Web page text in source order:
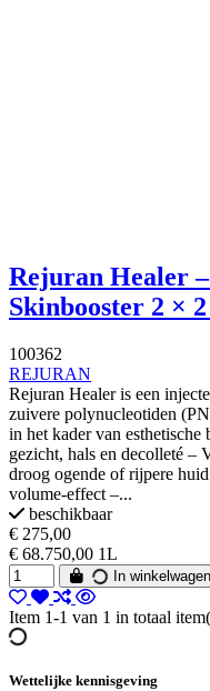
Rejuran Healer
Skinbooster 2 ×
100362
REJURAN
Rejuran Healer is een
zuivere polynucleotiden
in het kader van
gezicht, hals en decolleté –
droog ogende of rijpere
volume-effect –...
beschikbaar
€ 275,00
€ 68.750,00 1L
In winkelwagen
Item 1-1 van 1 in totaal
Wettelijke kennisgeving